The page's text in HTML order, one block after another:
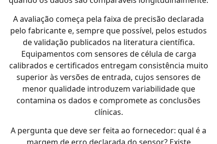
A avaliação começa pela faixa de precisão declarada
pelo fabricante e, sempre que possível, pelos estudos
de validação publicados na literatura científica.
Equipamentos com sensores de célula de carga
calibrados e certificados entregam consistência muito
superior às versões de entrada, cujos sensores de
menor qualidade introduzem variabilidade que
contamina os dados e compromete as conclusões
clínicas.
A pergunta que deve ser feita ao fornecedor: qual é a